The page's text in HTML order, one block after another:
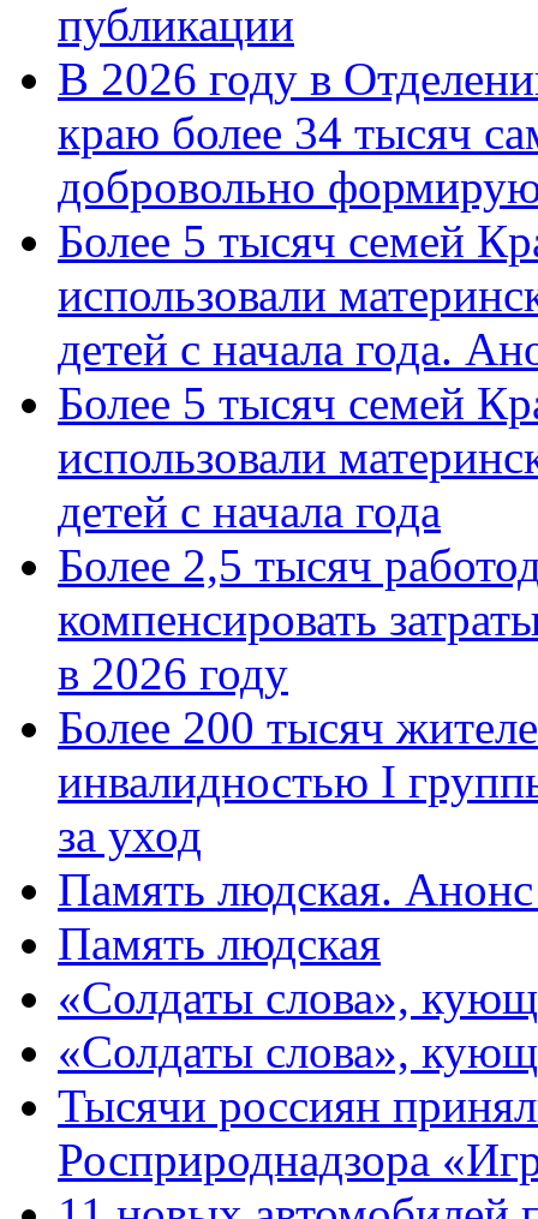
публикации
В 2026 году в
краю более 34 тысяч
добровольно
Более 5 тысяч семей
использовали
детей с начала года.
Более 5 тысяч семей
использовали
детей с начала года
Более 2,5 тысяч
компенсировать
в 2026 году
Более 200 тысяч
инвалидностью I
за уход
Память людская.
Память людская
«Солдаты слова»,
«Солдаты слова»,
Тысячи россиян
Росприроднадзора